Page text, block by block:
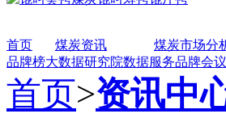
首页 煤炭资讯 煤炭市场分
品牌榜大数据研究院数据服务品牌会议
首页>资讯中